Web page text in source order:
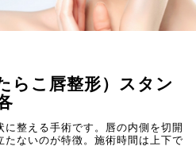
らこ唇整形）スタン
整える手術です。唇の内側を切開
ないのが特徴。施術時間は上下で